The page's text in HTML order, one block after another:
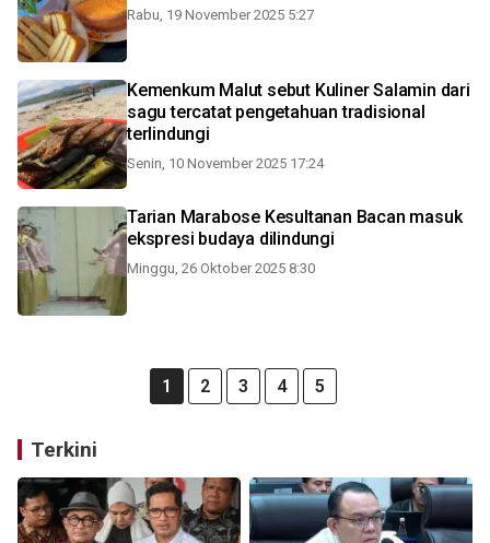
Rabu, 19 November 2025 5:27
Kemenkum Malut sebut Kuliner Salamin dari
sagu tercatat pengetahuan tradisional
terlindungi
Senin, 10 November 2025 17:24
Tarian Marabose Kesultanan Bacan masuk
ekspresi budaya dilindungi
Minggu, 26 Oktober 2025 8:30
1 2 3 4 5
Terkini